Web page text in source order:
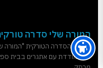
המורה שלי סדרה
גלו את הסדרה הטורקית
המתמודדת עם אתגרים בבית